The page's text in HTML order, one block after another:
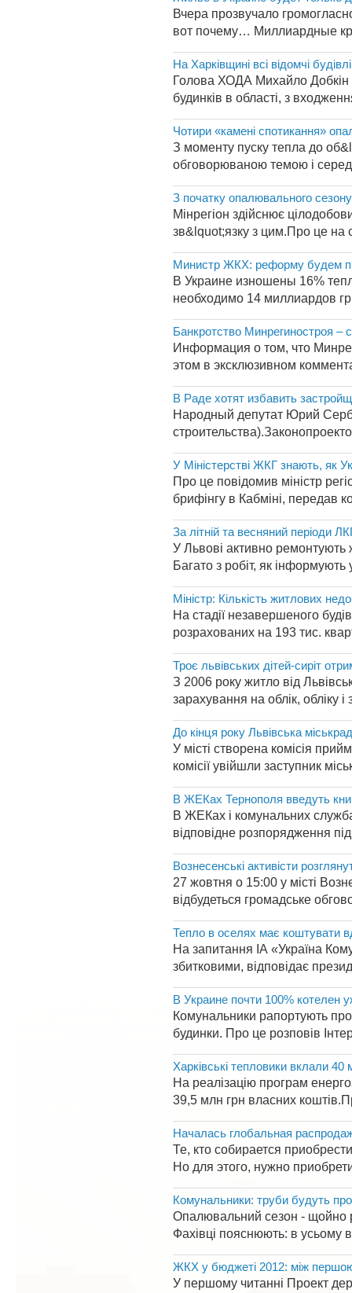
Вчера прозвучало
вот почему… Миллиардные
На Харківщині всі відомчі
Голова ХОДА Михайло Добкін
будинків в області, з
Чотири «камені спотикання»
З моменту пуску тепла до
обговорюваною темою і серед
З початку опалювального
Мінрегіон здійснює
зв&lquot;язку з цим.Про це на
Министр ЖКХ: реформу будем
В Украине изношены 16%
необходимо 14 миллиардов
Банкротство Минрегиностроя –
Информация о том, что
этом в эксклюзивном
В Раде хотят избавить
Народный депутат Юрий
У Міністерстві ЖКГ знають, як
Про це повідомив міністр
брифінгу в Кабміні, передав
За літній та весняний періоди
У Львові активно
Багато з робіт, як
Міністр: Кількість житлових
На стадії незавершеного
розрахованих на 193 тис.
Троє львівських дітей-сиріт
З 2006 року житло від
зарахування на облік, обліку
До кінця року Львівська
У місті створена комісія
комісії увійшли заступник
В ЖЕКах Тернополя введуть
В ЖЕКах і комунальних
відповідне розпорядження
Вознесенські активісти
27 жовтня о 15:00 у місті
відбудеться громадське
Тепло в оселях має коштувати
На запитання ІА «Україна
збитковими, відповідає
В Украине почти 100% котелен
Комунальники рапортують про
будинки. Про це розповів
Харківські тепловики вклали 40
На реалізацію програм
39,5 млн грн власних
Началась глобальная
Те, кто собирается
Но для этого, нужно
Комунальники: труби будуть
Опалювальний сезон - щойно
Фахівці пояснюють: в усьому
ЖКХ у бюджеті 2012: між
У першому читанні Проект